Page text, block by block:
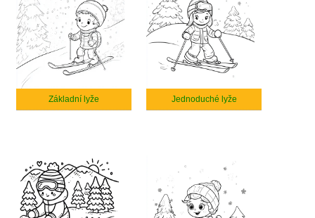
Základní lyže Jednoduché lyže